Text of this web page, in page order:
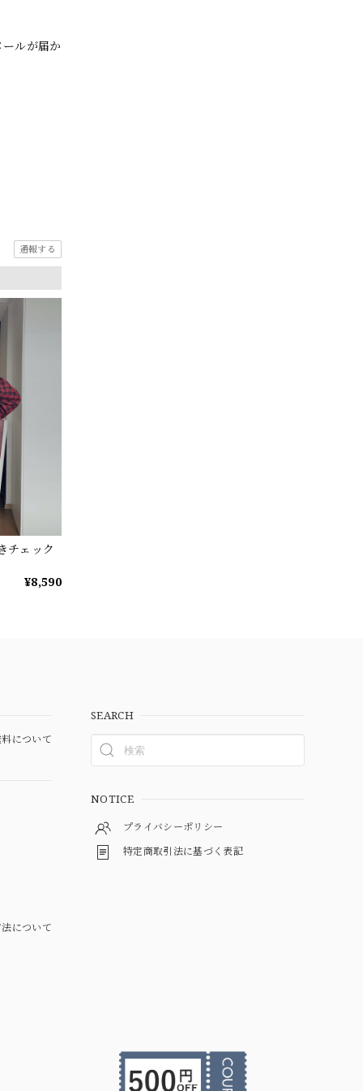
ルが届か
通報する
チェック
¥8,590
について
について
SEARCH
NOTICE
プライバシーポリシー
特定商取引法に基づく表記